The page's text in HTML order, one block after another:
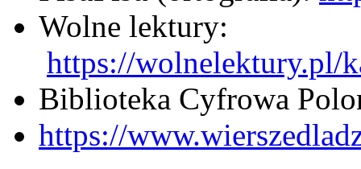
Wolne lektury:
https://wolnelektury.pl/
Biblioteka Cyfrowa
https://